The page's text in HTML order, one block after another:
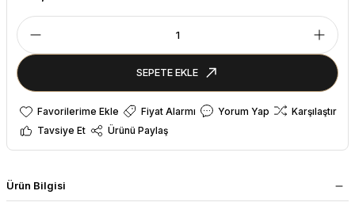
SEPETE EKLE
Fiyat Alarmı Yorum Yap
Karşılaştır
Tavsiye Et
Ürünü Paylaş
Ürün Bilgisi